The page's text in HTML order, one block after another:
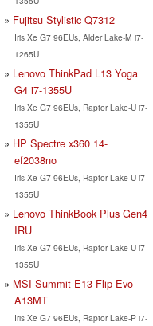
Fujitsu Stylistic Q7312
Iris Xe G7 96EUs, Alder Lake-M i7-
1265U
Lenovo ThinkPad L13 Yoga
G4 i7-1355U
Iris Xe G7 96EUs, Raptor Lake-U i7-
1355U
HP Spectre x360 14-
ef2038no
Iris Xe G7 96EUs, Raptor Lake-U i7-
1355U
Lenovo ThinkBook Plus Gen4
IRU
Iris Xe G7 96EUs, Raptor Lake-U i7-
1355U
MSI Summit E13 Flip Evo
A13MT
Iris Xe G7 96EUs, Raptor Lake-P i7-